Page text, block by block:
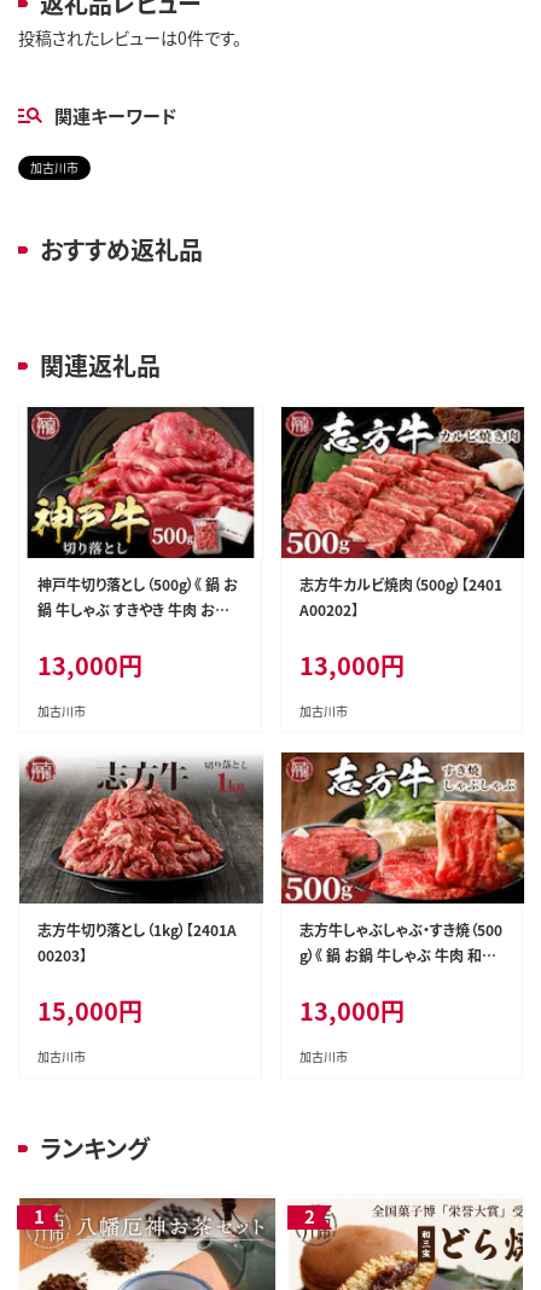
投稿されたレビューは0件です。
関連キーワード
加古川市
おすすめ返礼品
関連返礼品
神戸牛切り落とし（500g）《 鍋 お
鍋 牛しゃぶ すきやき 牛肉 おすす
れ 焼肉 切り落とし 冷凍 国産 》
【2401A00201】
13,000円
加古川市
志方牛カルビ焼肉（500g）【2401
A00202】
13,000円
加古川市
志方牛切り落とし（1kg）【2401A
00203】
15,000円
加古川市
志方牛しゃぶしゃぶ・すき焼（500
g）《 鍋 お鍋 牛しゃぶ 牛肉 和牛
き焼き 冷凍 国産 肉 お取り寄せ 》
【2401A00204】
13,000円
加古川市
ランキング